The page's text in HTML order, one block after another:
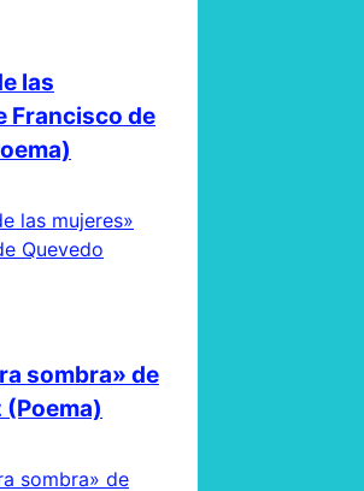
las
Francisco de
sombra» de
(Poema)